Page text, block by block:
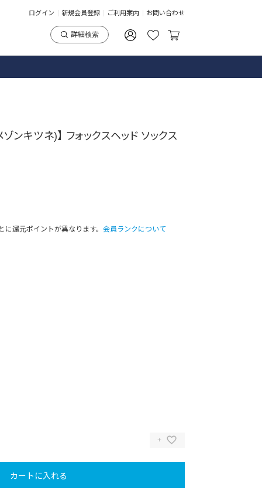
ログイン 新規会員登録 ご利用案内 お問い合わせ
詳細検索
ンキツネ)】 フォックスヘッド ソックス
に還元ポイントが異なります。 会員ランクについて
カートに入れる